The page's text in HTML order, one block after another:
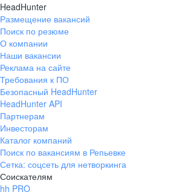
HeadHunter
Размещение вакансий
Поиск по резюме
О компании
Наши вакансии
Реклама на сайте
Требования к ПО
Безопасный HeadHunter
HeadHunter API
Партнерам
Инвесторам
Каталог компаний
Поиск по вакансиям в Репьевке
Сетка: соцсеть для нетворкинга
Соискателям
hh PRO